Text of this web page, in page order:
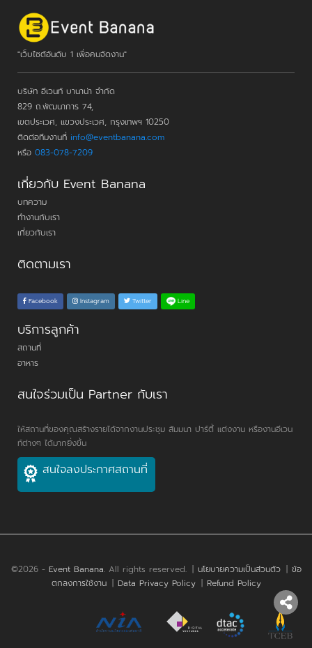
"เว็บไซต์อันดับ 1 เพื่อคนจัดงาน"
บริษัท อีเวนท์ บานาน่า จำกัด
829 ถ.พัฒนาการ 74,
เขตประเวศ, แขวงประเวศ, กรุงเทพฯ 10250
ติดต่อทีมงานที่ info@eventbanana.com
หรือ 083-078-7209
เกี่ยวกับ Event Banana
บทความ
ทำงานกับเรา
เกี่ยวกับเรา
ติดตามเรา
Facebook Instagram Twitter Line
บริการลูกค้า
สถานที่
อาหาร
สนใจร่วมเป็น Partner กับเรา
ให้สถานที่ของคุณสร้างรายได้จากงานประชุม สัมมนา ปาร์ตี้ แต่งงาน หรืองานอีเวน
ท์ต่างๆ ได้มากยิ่งขึ้น
สนใจลงประกาศสถานที่
©2026 - Event Banana. All rights reserved. | นโยบายความเป็นส่วนตัว | ข้อ
ตกลงการใช้งาน | Data Privacy Policy | Refund Policy